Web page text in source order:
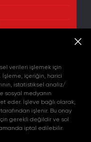
Sokak
İstanbul,
verileri işlemek için
İşleme, içeriğin, harici
istatistiksel analiz/
sosyal medyanın
eder. İşleve bağlı olarak,
işlenir. Bu onay
gerekli değildir ve sol
iptal edilebilir.